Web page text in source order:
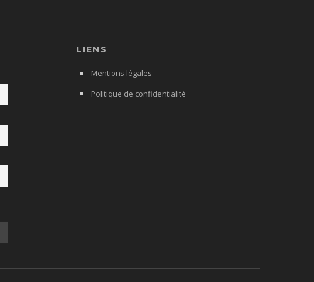
LIENS
Mentions légales
Politique de confidentialité